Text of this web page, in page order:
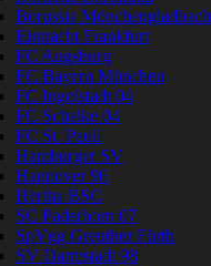
Borussia Mönchengladbach
Eintracht Frankfurt
FC Augsburg
FC Bayern München
FC Ingolstadt 04
FC Schalke 04
FC St. Pauli
Hamburger SV
Hannover 96
Hertha BSC
SC Paderborn 07
SpVgg Greuther Fürth
SV Darmstadt 98